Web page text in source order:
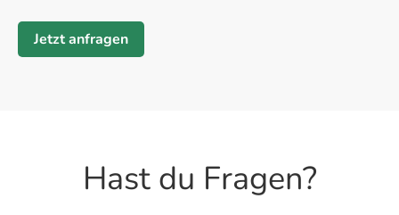
Jetzt anfragen
Hast du Fragen?